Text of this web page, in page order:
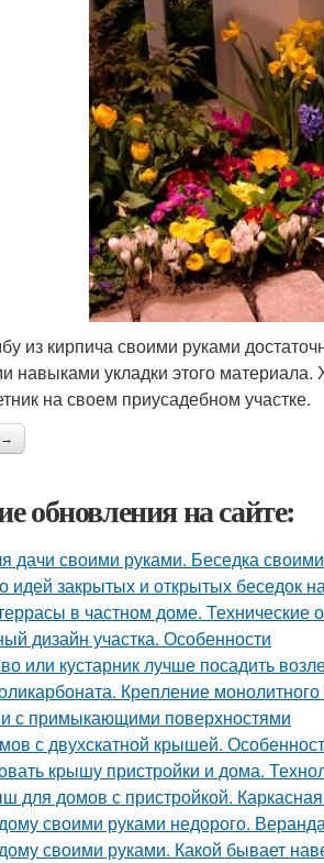
из кирпича своими руками
навыками укладки этого
на своем приусадебном участке.
→
обновления на сайте:
дачи своими руками. Беседка
закрытых и открытых беседок
в частном доме. Технические
дизайн участка. Особенности
или кустарник лучше посадить
Крепление
с примыкающими поверхностями
с двухскатной крышей.
крышу пристройки и дома.
для домов с пристройкой.
своими руками недорого.
своими руками. Какой бывает